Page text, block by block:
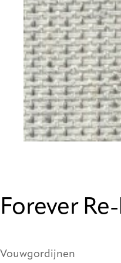
Forever
Vouwgordijnen